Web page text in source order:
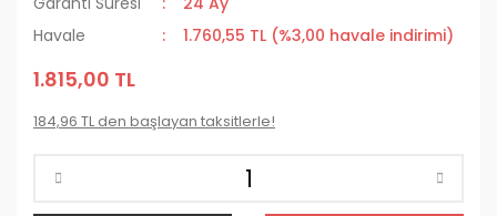
Havale
1.760,55 TL (%3,00 havale indirimi)
1.815,00 TL
184,96 TL den başlayan taksitlerle!